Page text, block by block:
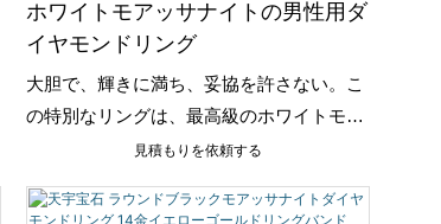
ホワイトモアッサナイトの男性用ダ
イヤモンドリング
大胆で、輝きに満ち、妥協を許さない。こ
の特別なリングは、最高級のホワイトモア
ッサナイトを一枚の石から削り出し、完璧
表面全体を覆うまばゆいばかりのファセッ
見積もりを依頼する